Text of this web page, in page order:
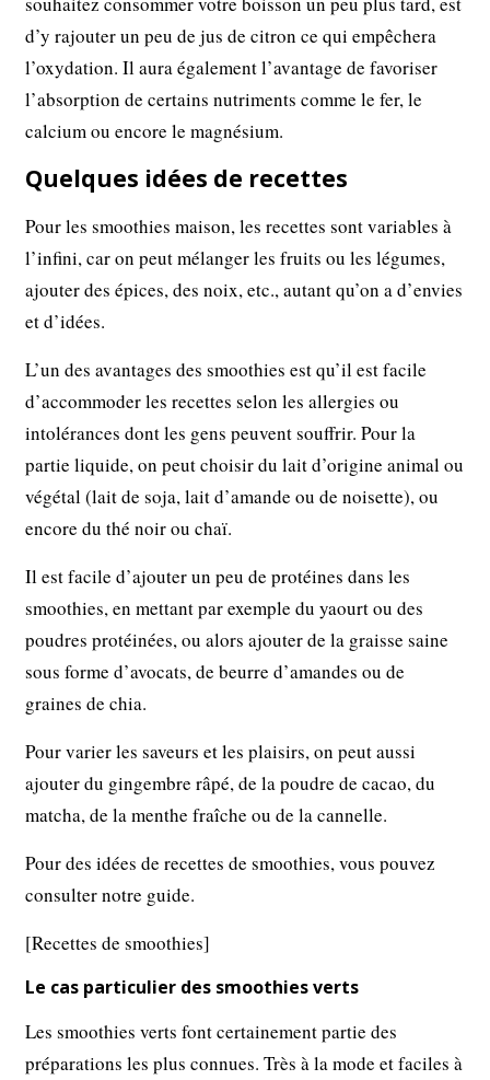
d’y rajouter un peu de jus de citron ce qui empêchera
l’oxydation. Il aura également l’avantage de favoriser
l’absorption de certains nutriments comme le fer, le
calcium ou encore le magnésium.
Quelques idées de recettes
Pour les smoothies maison, les recettes sont variables à
l’infini, car on peut mélanger les fruits ou les légumes,
ajouter des épices, des noix, etc., autant qu’on a d’envies
et d’idées.
L’un des avantages des smoothies est qu’il est facile
d’accommoder les recettes selon les allergies ou
intolérances dont les gens peuvent souffrir. Pour la
partie liquide, on peut choisir du lait d’origine animal ou
végétal (lait de soja, lait d’amande ou de noisette), ou
encore du thé noir ou chaï.
Il est facile d’ajouter un peu de protéines dans les
smoothies, en mettant par exemple du yaourt ou des
poudres protéinées, ou alors ajouter de la graisse saine
sous forme d’avocats, de beurre d’amandes ou de
graines de chia.
Pour varier les saveurs et les plaisirs, on peut aussi
ajouter du gingembre râpé, de la poudre de cacao, du
matcha, de la menthe fraîche ou de la cannelle.
Pour des idées de recettes de smoothies, vous pouvez
consulter notre guide.
[Recettes de smoothies]
Le cas particulier des smoothies verts
Les smoothies verts font certainement partie des
préparations les plus connues. Très à la mode et faciles à